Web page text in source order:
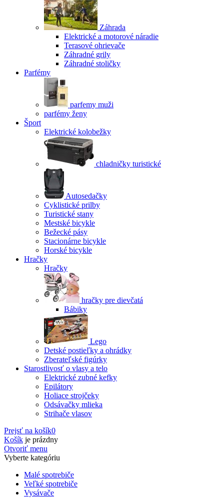
Záhrada
Elektrické a motorové náradie
Terasové ohrievače
Záhradné grily
Záhradné stoličky
Parfémy
parfemy muži
parfémy ženy
Šport
Elektrické kolobežky
chladničky turistické
Autosedačky
Cyklistické prilby
Turistické stany
Mestské bicykle
Bežecké pásy
Stacionárne bicykle
Horské bicykle
Hračky
Hračky
hračky pre dievčatá
Bábiky
Lego
Detské postieľky a ohrádky
Zberateľské figúrky
Starostlivosť o vlasy a telo
Elektrické zubné kefky
Epilátory
Holiace strojčeky
Odsávačky mlieka
Strihače vlasov
Prejsť na košík0
Košík je prázdny
Otvoriť menu
Vyberte kategóriu
Malé spotrebiče
Veľké spotrebiče
Vysávače